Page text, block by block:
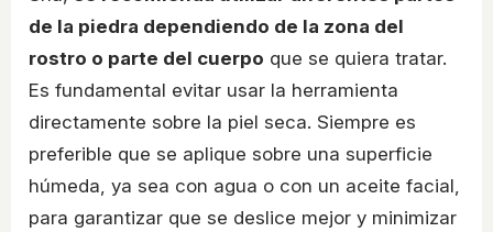
de la piedra dependiendo de la zona del
rostro o parte del cuerpo que se quiera tratar.
Es fundamental evitar usar la herramienta
directamente sobre la piel seca. Siempre es
preferible que se aplique sobre una superficie
húmeda, ya sea con agua o con un aceite facial,
para garantizar que se deslice mejor y minimizar